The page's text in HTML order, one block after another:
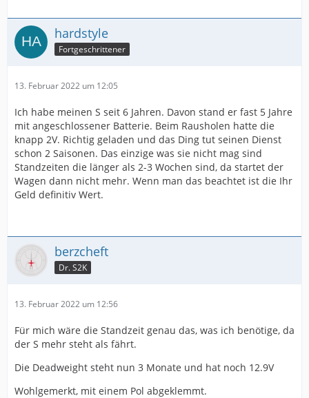
hardstyle
Fortgeschrittener
13. Februar 2022 um 12:05
Ich habe meinen S seit 6 Jahren. Davon stand er fast 5 Jahre
mit angeschlossener Batterie. Beim Rausholen hatte die
knapp 2V. Richtig geladen und das Ding tut seinen Dienst
schon 2 Saisonen. Das einzige was sie nicht mag sind
Standzeiten die länger als 2-3 Wochen sind, da startet der
Wagen dann nicht mehr. Wenn man das beachtet ist die Ihr
Geld definitiv Wert.
berzcheft
Dr. S2K
13. Februar 2022 um 12:56
Für mich wäre die Standzeit genau das, was ich benötige, da
der S mehr steht als fährt.
Die Deadweight steht nun 3 Monate und hat noch 12.9V
Wohlgemerkt, mit einem Pol abgeklemmt.